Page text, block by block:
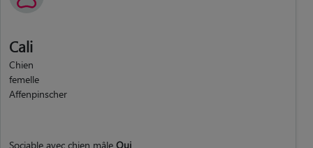
Cali
Chien
femelle
Affenpinscher
Sociable avec chien mâle Oui